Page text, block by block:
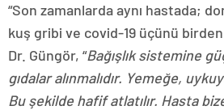
“Son zamanlarda aynı hastada;
kuş gribi ve covid-19 üçünü
Dr. Güngör, “Bağışlık sistemine
gıdalar alınmalıdır. Yemeğe,
Bu şekilde hafif atlatılır. Hasta